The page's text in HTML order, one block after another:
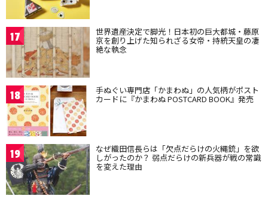
17 世界遺産決定で脚光！日本初の巨大都城・藤原
京を創り上げた知られざる女帝・持統天皇の凄
絶な執念
18 手ぬぐい専門店「かまわぬ」の人気柄がポスト
カードに『かまわぬ POSTCARD BOOK』発売
19 なぜ織田信長らは「欠点だらけの火縄銃」を欲
しがったのか？ 弱点だらけの新兵器が戦の常識
を変えた理由